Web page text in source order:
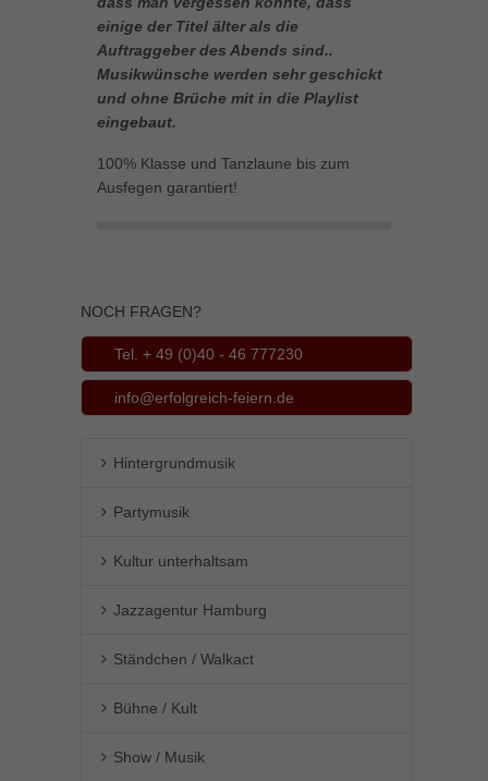
einige der Titel älter als die
Auftraggeber des Abends sind..
Musikwünsche werden sehr geschickt
und ohne Brüche mit in die Playlist
eingebaut.
100% Klasse und Tanzlaune bis zum
Ausfegen garantiert!
NOCH FRAGEN?
Tel. + 49 (0)40 - 46 777230
info@erfolgreich-feiern.de
Hintergrundmusik
Partymusik
Kultur unterhaltsam
Jazzagentur Hamburg
Ständchen / Walkact
Bühne / Kult
Show / Musik